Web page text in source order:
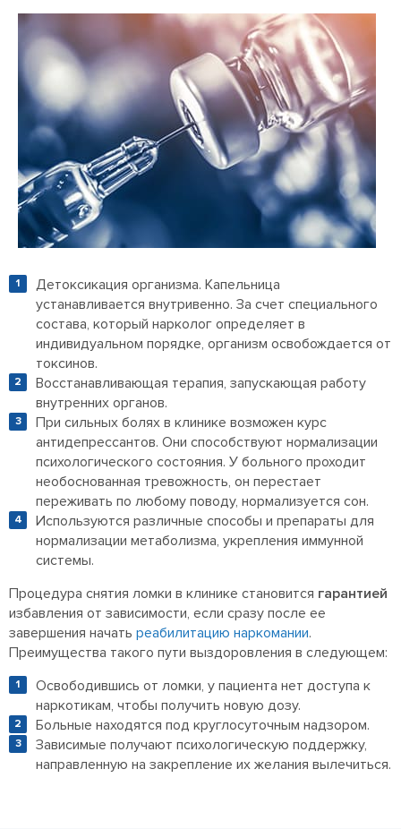
Детоксикация организма. Капельница
устанавливается внутривенно. За счет специального
состава, который нарколог определяет в
индивидуальном порядке, организм освобождается от
токсинов.
Восстанавливающая терапия, запускающая работу
внутренних органов.
При сильных болях в клинике возможен курс
антидепрессантов. Они способствуют нормализации
психологического состояния. У больного проходит
необоснованная тревожность, он перестает
переживать по любому поводу, нормализуется сон.
Используются различные способы и препараты для
нормализации метаболизма, укрепления иммунной
системы.
Процедура снятия ломки в клинике становится гарантией
избавления от зависимости, если сразу после ее
завершения начать реабилитацию наркомании.
Преимущества такого пути выздоровления в следующем:
Освободившись от ломки, у пациента нет доступа к
наркотикам, чтобы получить новую дозу.
Больные находятся под круглосуточным надзором.
Зависимые получают психологическую поддержку,
направленную на закрепление их желания вылечиться.